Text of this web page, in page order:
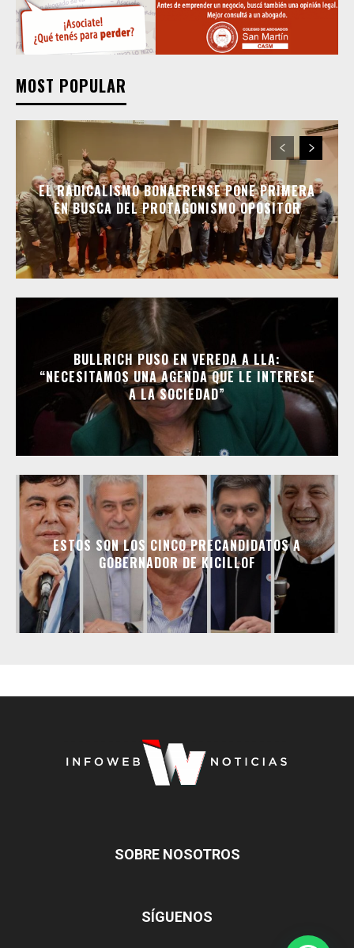
MOST POPULAR
EL RADICALISMO BONAERENSE PONE PRIMERA
EN BUSCA DEL PROTAGONISMO OPOSITOR
BULLRICH PUSO EN VEREDA A LLA:
“NECESITAMOS UNA AGENDA QUE LE INTERESE
A LA SOCIEDAD”
ESTOS SON LOS CINCO PRECANDIDATOS A
GOBERNADOR DE KICILLOF
SOBRE NOSOTROS
SÍGUENOS